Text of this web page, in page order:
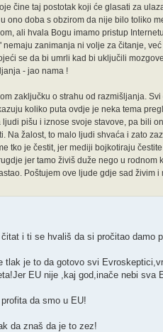
čine taj postotak koji će glasati za
ono doba s obzirom da nije bilo toliko
ali hvala Bogu imamo pristup
zanimanja ni volje za čitanje,
se da bi umrli kad bi uključili mozgove.
- jao nama !
zaključku o strahu od razmišljanja.
koliko puta ovdje je neka tema
pišu i iznose svoje stavove, pa bili
Na žalost, to malo ljudi shvaća i zato
tko je čestit, jer mediji bojkotiraju čestite
jer tamo živiš duže nego u
Poštujem ove ljude gdje sad živim
i ti se hvališ da si pročitao damo
tlak je to da gotovo svi
EU nije ,kaj god,inače nebi sva
da smo u EU!
da znaš da je to zez!